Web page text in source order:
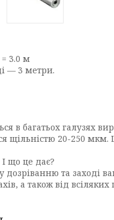
3.0 м
— 3 метри.
в багатьох галузях
щільністю 20-250
що це дає?
та заході
а також від